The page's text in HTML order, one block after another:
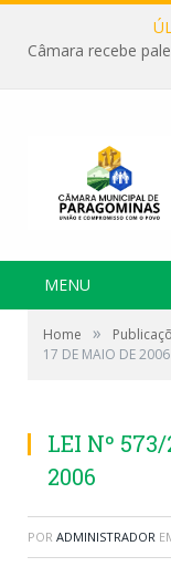
MENU
Home »
17 DE MAIO DE 2006
LEI Nº 573/
2006
POR ADMINISTRADOR